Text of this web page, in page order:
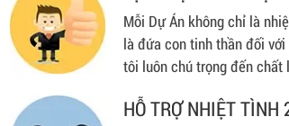
Mỗi Dự Án không chỉ là
là đứa con tinh thần đối
tôi luôn chú trọng đến chất
HỖ TRỢ NHIỆT TÌNH